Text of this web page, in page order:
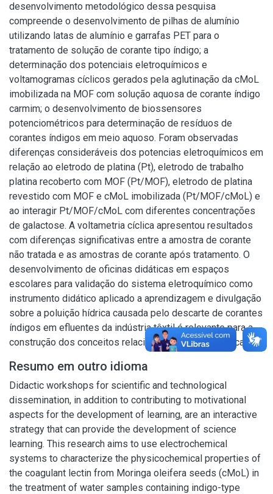
desenvolvimento metodológico dessa pesquisa
compreende o desenvolvimento de pilhas de alumínio
utilizando latas de alumínio e garrafas PET para o
tratamento de solução de corante tipo índigo; a
determinação dos potenciais eletroquímicos e
voltamogramas cíclicos gerados pela aglutinação da cMoL
imobilizada na MOF com solução aquosa de corante índigo
carmim; o desenvolvimento de biossensores
potenciométricos para determinação de resíduos de
corantes índigos em meio aquoso. Foram observadas
diferenças consideráveis dos potencias eletroquímicos em
relação ao eletrodo de platina (Pt), eletrodo de trabalho
platina recoberto com MOF (Pt/MOF), eletrodo de platina
revestido com MOF e cMoL imobilizada (Pt/MOF/cMoL) e
ao interagir Pt/MOF/cMoL com diferentes concentrações
de galactose. A voltametria cíclica apresentou resultados
com diferenças significativas entre a amostra de corante
não tratada e as amostras de corante após tratamento. O
desenvolvimento de oficinas didáticas em espaços
escolares para validação do sistema eletroquímico como
instrumento didático aplicado a aprendizagem e divulgação
sobre a poluição hídrica causada pelo descarte de corantes
índigos em efluentes da indústria têxtil é relevante para a
construção dos conceitos relacionados a eletroquímica.
Resumo em outro idioma
Didactic workshops for scientific and technological
dissemination, in addition to contributing to motivational
aspects for the development of learning, are an interactive
strategy that can provide the development of science
learning. This research aims to use electrochemical
systems to characterize the physicochemical properties of
the coagulant lectin from Moringa oleifera seeds (cMoL) in
the treatment of water samples containing indigo-type